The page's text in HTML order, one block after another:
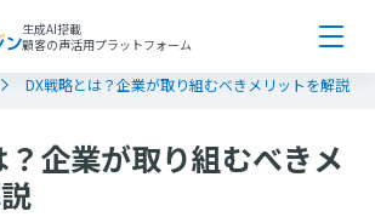
生成AI搭載
顧客の声活用プラットフォーム
DX戦略とは？企業が取り組むべきメリットを解説
？企業が取り組むべきメ